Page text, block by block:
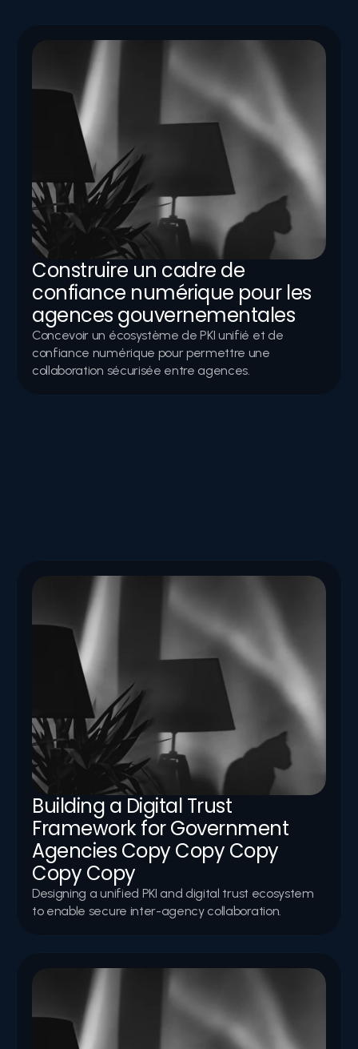
Construire un cadre de
confiance numérique pour les
agences gouvernementales
Concevoir un écosystème de PKI unifié et de
confiance numérique pour permettre une
collaboration sécurisée entre agences.
l'identité numérique et les technologies émergentes.
Building a Digital Trust
Framework for Government
Agencies Copy Copy Copy
Copy Copy
Designing a unified PKI and digital trust ecosystem
to enable secure inter-agency collaboration.